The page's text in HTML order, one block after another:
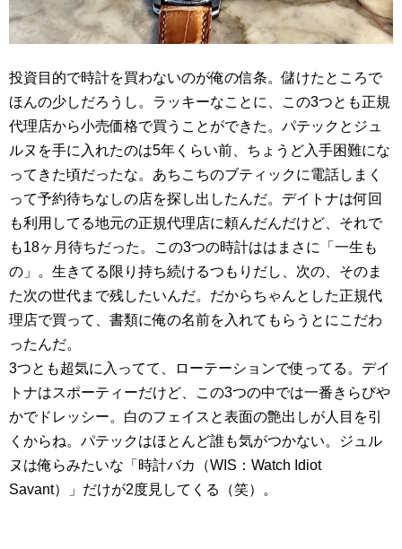
投資目的で時計を買わないのが俺の信条。儲けたところで
ほんの少しだろうし。ラッキーなことに、この3つとも正規
代理店から小売価格で買うことができた。パテックとジュ
ルヌを手に入れたのは5年くらい前、ちょうど入手困難にな
ってきた頃だったな。あちこちのブティックに電話しまく
って予約待ちなしの店を探し出したんだ。デイトナは何回
も利用してる地元の正規代理店に頼んだんだけど、それで
も18ヶ月待ちだった。この3つの時計ははまさに「一生も
の」。生きてる限り持ち続けるつもりだし、次の、そのま
た次の世代まで残したいんだ。だからちゃんとした正規代
理店で買って、書類に俺の名前を入れてもらうとにこだわ
ったんだ。
3つとも超気に入ってて、ローテーションで使ってる。デイ
トナはスポーティーだけど、この3つの中では一番きらびや
かでドレッシー。白のフェイスと表面の艶出しが人目を引
くからね。パテックはほとんど誰も気がつかない。ジュル
ヌは俺らみたいな「時計バカ（WIS：Watch Idiot
Savant）」だけが2度見してくる（笑）。